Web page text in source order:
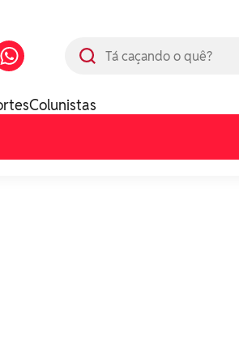
Colunistas